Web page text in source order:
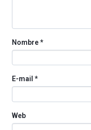
Nombre*
E-mail *
Web